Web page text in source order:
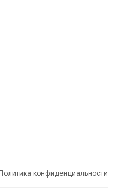
конфиденциальности